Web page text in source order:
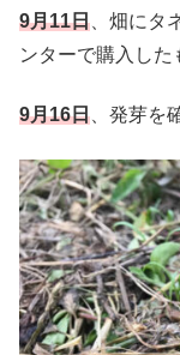
9月11日 、畑にタ
ンターで購入した
9月16日 、発芽を